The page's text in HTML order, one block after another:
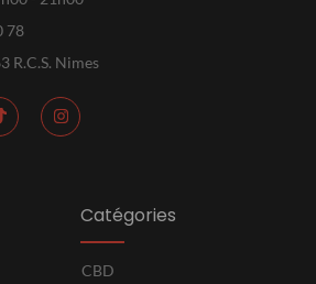
78
R.C.S. Nimes
Catégories
CBD